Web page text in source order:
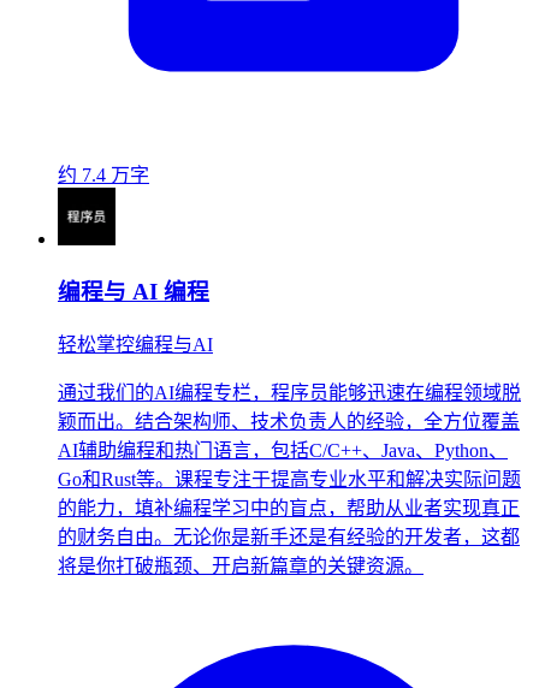
约 7.4 万字
编程与 AI 编程
轻松掌控编程与AI
通过我们的AI编程专栏，程序员能够迅速在编程领域脱
颖而出。结合架构师、技术负责人的经验，全方位覆盖
AI辅助编程和热门语言，包括C/C++、Java、Python、
Go和Rust等。课程专注于提高专业水平和解决实际问题
的能力，填补编程学习中的盲点，帮助从业者实现真正
的财务自由。无论你是新手还是有经验的开发者，这都
将是你打破瓶颈、开启新篇章的关键资源。